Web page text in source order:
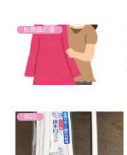
転勤族の妻
雑記